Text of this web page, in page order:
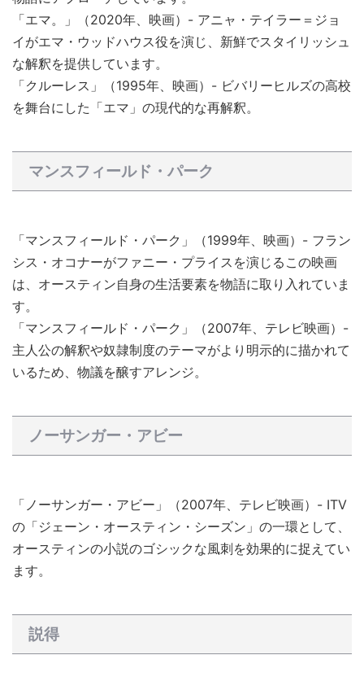
「エマ。」（2020年、映画）- アニャ・テイラー＝ジョ
イがエマ・ウッドハウス役を演じ、新鮮でスタイリッシュ
な解釈を提供しています。
「クルーレス」（1995年、映画）- ビバリーヒルズの高校
を舞台にした「エマ」の現代的な再解釈。
マンスフィールド・パーク
「マンスフィールド・パーク」（1999年、映画）- フラン
シス・オコナーがファニー・プライスを演じるこの映画
は、オースティン自身の生活要素を物語に取り入れていま
す。
「マンスフィールド・パーク」（2007年、テレビ映画）-
主人公の解釈や奴隷制度のテーマがより明示的に描かれて
いるため、物議を醸すアレンジ。
ノーサンガー・アビー
「ノーサンガー・アビー」（2007年、テレビ映画）- ITV
の「ジェーン・オースティン・シーズン」の一環として、
オースティンの小説のゴシックな風刺を効果的に捉えてい
ます。
説得